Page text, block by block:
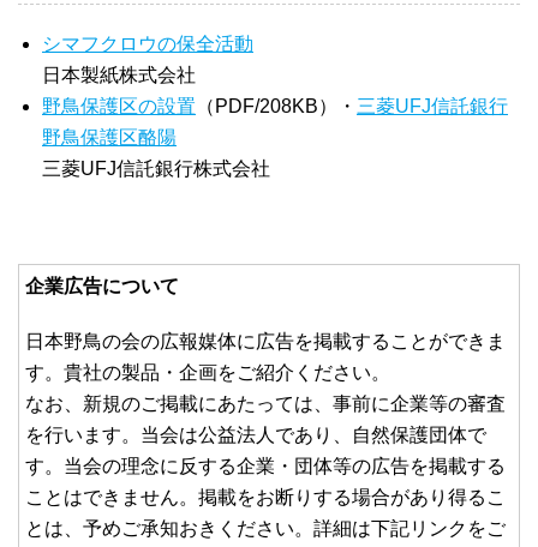
シマフクロウの保全活動
日本製紙株式会社
野鳥保護区の設置 （PDF/208KB）・ 三菱UFJ信託銀行
野鳥保護区酪陽
三菱UFJ信託銀行株式会社
企業広告について
日本野鳥の会の広報媒体に広告を掲載することができま
す。貴社の製品・企画をご紹介ください。
なお、新規のご掲載にあたっては、事前に企業等の審査
を行います。当会は公益法人であり、自然保護団体で
す。当会の理念に反する企業・団体等の広告を掲載する
ことはできません。掲載をお断りする場合があり得るこ
とは、予めご承知おきください。詳細は下記リンクをご